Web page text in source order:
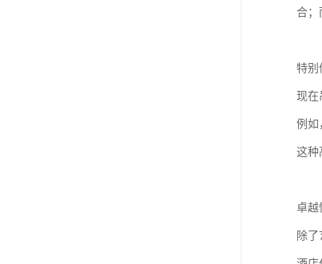
合；
特别
现在
例如
这种
卓越
除了